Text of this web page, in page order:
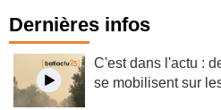
Dernières infos
C'est dans l'actu :
se mobilisent sur